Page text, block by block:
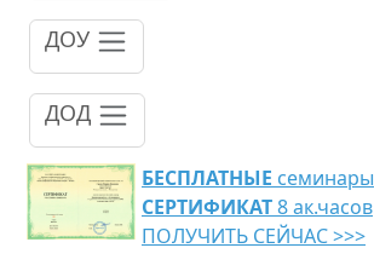
ДОУ
ДОД
БЕСПЛАТНЫЕ семинары
СЕРТИФИКАТ8 ак.часов
ПОЛУЧИТЬ СЕЙЧАС >>>